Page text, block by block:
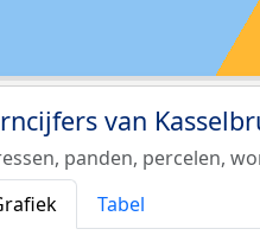
van
panden, percelen,
Tabel